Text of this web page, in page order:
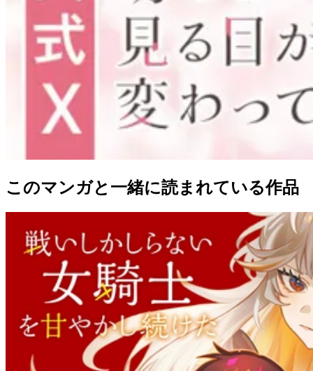
このマンガと一緒に読まれている作品